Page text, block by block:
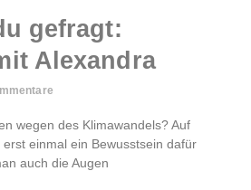
gefragt:
Alexandra
wegen des Klimawandels? Auf
einmal ein Bewusstsein dafür
auch die Augen